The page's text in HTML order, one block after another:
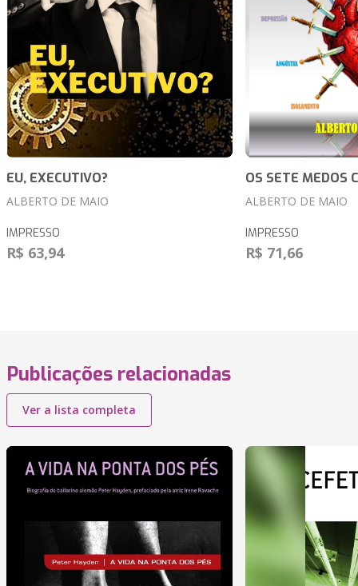
EU, EXECUTIVO?
ALBERTO DE MAIO
IMPRESSO
R$ 63,94
OS SETE MEDOS
ALBERTO DE MAIO
IMPRESSO
R$ 71,66
Publicações relacionadas
Ver a lista completa